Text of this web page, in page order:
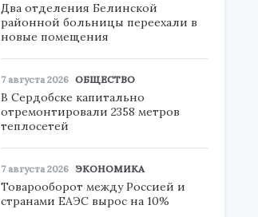
Два отделения Белинской
районной больницы переехали в
новые помещения
7 августа 2026 ОБЩЕСТВО
В Сердобске капитально
отремонтировали 2358 метров
теплосетей
7 августа 2026 ЭКОНОМИКА
Товарооборот между Россией и
странами ЕАЭС вырос на 10%